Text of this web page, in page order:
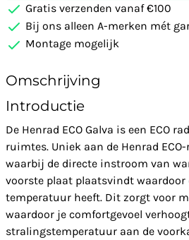
Gratis verzenden vanaf €100
Bij ons alleen A-merken mét
Montage mogelijk
Omschrijving
Introductie
De Henrad ECO Galva is een ECO
ruimtes. Uniek aan de Henrad
waarbij de directe instroom van
voorste plaat plaatsvindt waardoor
temperatuur heeft. Dit zorgt voor
waardoor je comfortgevoel
stralingstemperatuur aan de